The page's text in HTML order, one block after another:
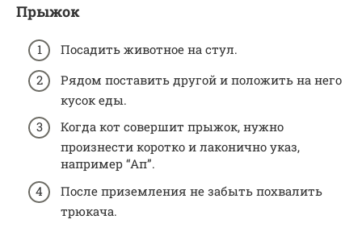
Прыжок
Посадить животное на стул.
Рядом поставить другой и положить на него
кусок еды.
Когда кот совершит прыжок, нужно
произнести коротко и лаконично указ,
например “Ап”.
После приземления не забыть похвалить
трюкача.